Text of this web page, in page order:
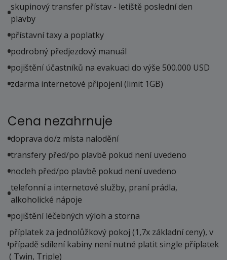
skupinový transfer přístav - letiště poslední den
plavby
přístavní taxy a poplatky
podrobný předjezdový manuál
pojištění účastníků na evakuaci do výše 500.000 USD
zdarma internetové připojení (limit 1GB)
Cena nezahrnuje
doprava do/z místa nalodění
transfery před/po plavbě pokud není uvedeno
nocleh před/po plavbě pokud není uvedeno
telefonní a internetové služby, praní prádla,
alkoholické nápoje
pojištění léčebných výloh a storna
příplatek za jednolůžkový pokoj (1,7x základní ceny), v
případě sdílení kabiny není nutné platit single příplatek
( Twin, Triple)